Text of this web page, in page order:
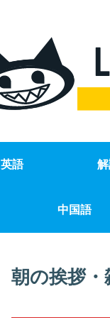
英語
中国語
朝の挨拶